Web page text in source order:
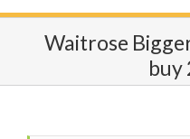
Waitrose
buy